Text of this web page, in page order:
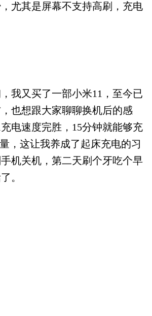
尤其是屏幕不支持高刷，充电
又买了一部小米11，至今已
也想跟大家聊聊换机后的感
电速度完胜，15分钟就能够充
，这让我养成了起床充电的习
机关机，第二天刷个牙吃个早
。